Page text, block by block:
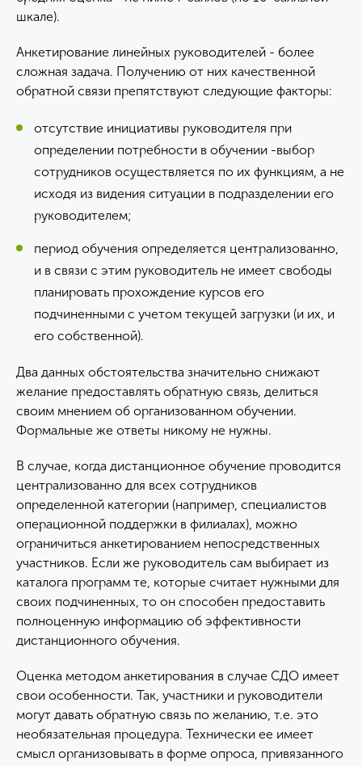
шкале).
Анкетирование линейных руководителей - более
сложная задача. Получению от них качественной
обратной связи препятствуют следующие факторы:
отсутствие инициативы руководителя при
определении потребности в обучении -выбор
сотрудников осуществляется по их функциям, а не
исходя из видения ситуации в подразделении его
руководителем;
период обучения определяется централизованно,
и в связи с этим руководитель не имеет свободы
планировать прохождение курсов его
подчиненными с учетом текущей загрузки (и их, и
его собственной).
Два данных обстоятельства значительно снижают
желание предоставлять обратную связь, делиться
своим мнением об организованном обучении.
Формальные же ответы никому не нужны.
В случае, когда дистанционное обучение проводится
централизованно для всех сотрудников
определенной категории (например, специалистов
операционной поддержки в филиалах), можно
ограничиться анкетированием непосредственных
участников. Если же руководитель сам выбирает из
каталога программ те, которые считает нужными для
своих подчиненных, то он способен предоставить
полноценную информацию об эффективности
дистанционного обучения.
Оценка методом анкетирования в случае СДО имеет
свои особенности. Так, участники и руководители
могут давать обратную связь по желанию, т.е. это
необязательная процедура. Технически ее имеет
смысл организовывать в форме опроса, привязанного